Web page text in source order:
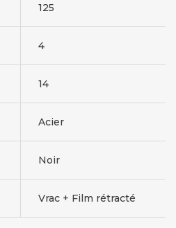
125
4
14
Acier
Noir
Vrac + Film rétracté